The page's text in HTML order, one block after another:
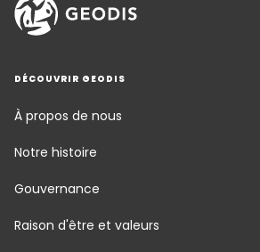
DÉCOUVRIR GEODIS
À propos de nous
Notre histoire
Gouvernance
Raison d'être et valeurs